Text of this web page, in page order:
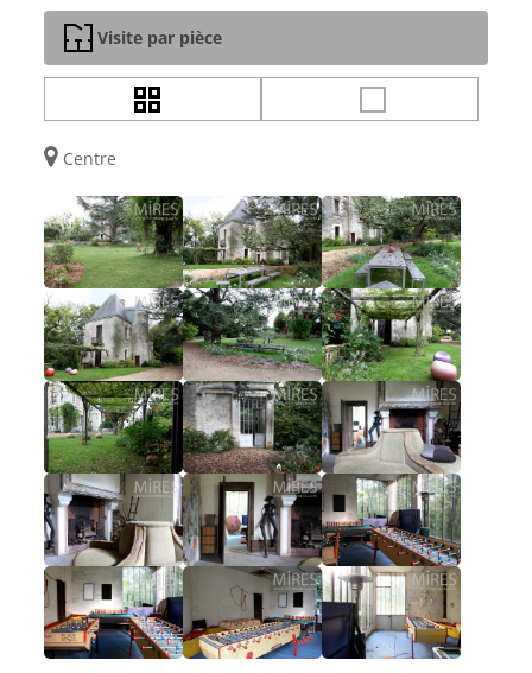
Visite par pièce
Centre